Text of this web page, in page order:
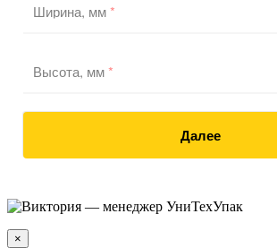
Ширина, мм*
Высота, мм*
Далее
×